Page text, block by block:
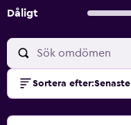
Dåligt
Sortera efter:Senaste